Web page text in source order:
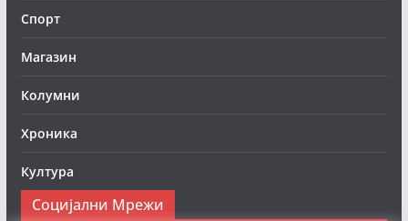
Спорт
Магазин
Колумни
Хроника
Култура
Социјални Мрежи